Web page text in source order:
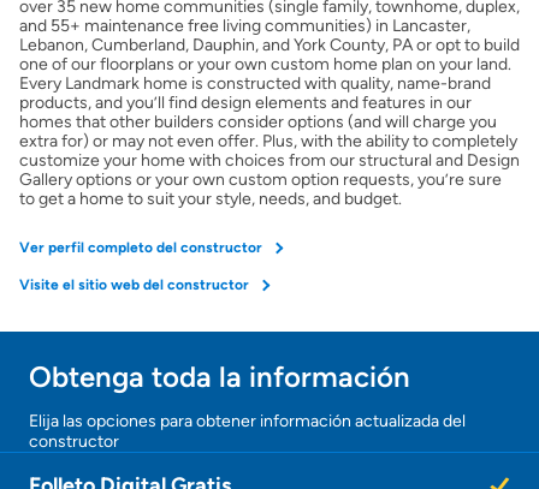
Preparar mi casa para la venta
Seguro de propietarios
Obtener ofertas por mi casa
over 35 new home communities (single family, townhome, duplex,
and 55+ maintenance free living communities) in Lancaster,
Lebanon, Cumberland, Dauphin, and York County, PA or opt to build
one of our floorplans or your own custom home plan on your land.
Every Landmark home is constructed with quality, name-brand
products, and you’ll find design elements and features in our
homes that other builders consider options (and will charge you
extra for) or may not even offer. Plus, with the ability to completely
customize your home with choices from our structural and Design
Gallery options or your own custom option requests, you’re sure
to get a home to suit your style, needs, and budget.
Ver perfil completo del constructor
Visite el sitio web del constructor
¡Gracias!
¡
Obtenga toda la información
Elija las opciones para obtener información actualizada del
constructor